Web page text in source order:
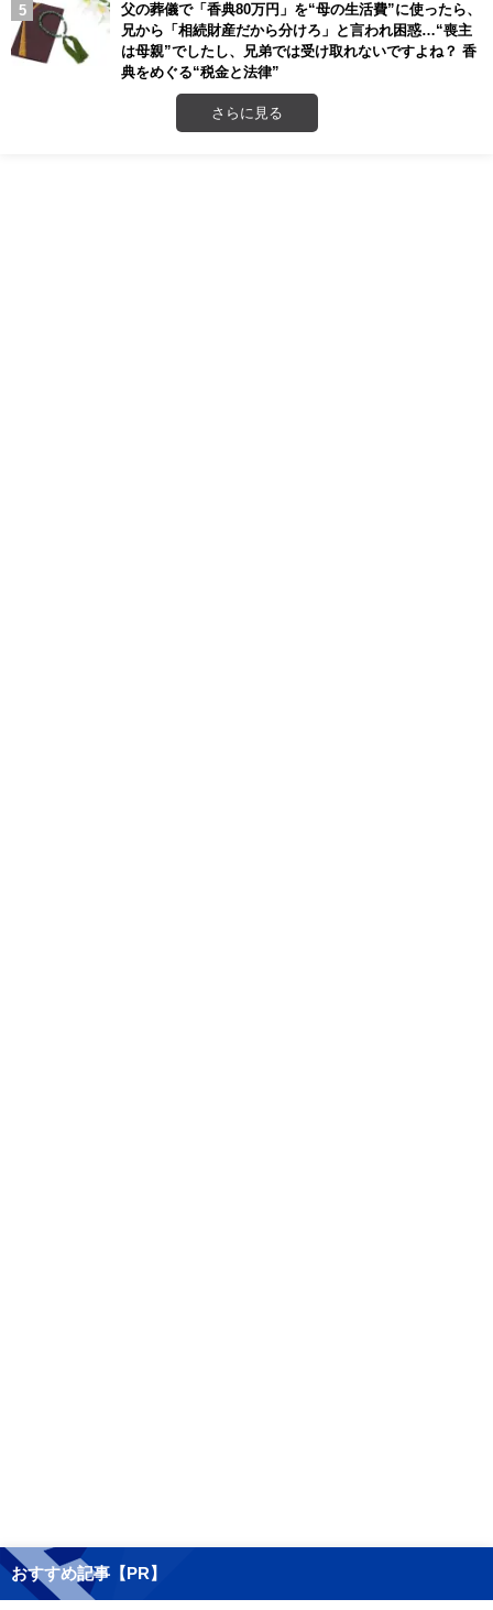
父の葬儀で「香典80万円」を“母の生活費”に使ったら、
兄から「相続財産だから分けろ」と言われ困惑…“喪主
は母親”でしたし、兄弟では受け取れないですよね？ 香
典をめぐる“税金と法律”
さらに見る
おすすめ記事【PR】